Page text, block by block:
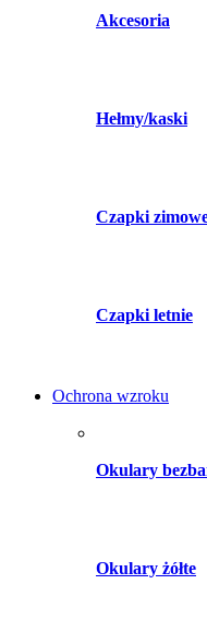
Akcesoria
Hełmy/kaski
Czapki
Czapki letnie
Ochrona wzroku
Okulary
Okulary żółte